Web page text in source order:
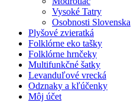
Vysoké Tatry
Osobnosti Slovenska
Plyšové zvieratká
Folklórne eko tašky
Folklórne hrnčeky
Multifunkčné šatky
Levanduľové vrecká
Odznaky a kľúčenky
Môj účet